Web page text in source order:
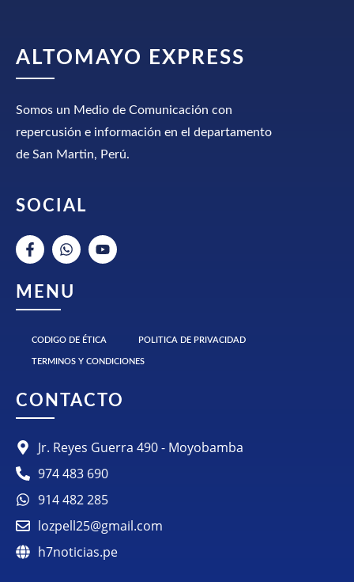
ALTOMAYO EXPRESS
Somos un Medio de Comunicación con
repercusión e información en el departamento
de San Martin, Perú.
SOCIAL
MENU
CODIGO DE ÉTICA POLITICA DE PRIVACIDAD
TERMINOS Y CONDICIONES
CONTACTO
Jr. Reyes Guerra 490 - Moyobamba
974 483 690
914 482 285
lozpell25@gmail.com
h7noticias.pe